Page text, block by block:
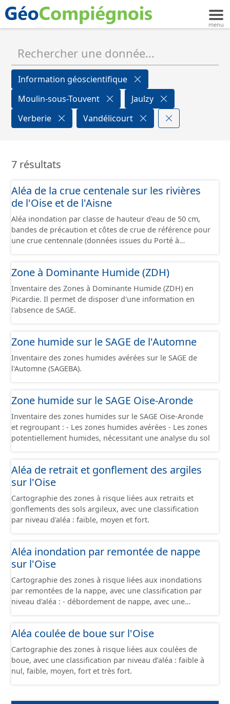
Information géoscientifique
Moulin-sous-Touvent
Jaulzy
Verberie
Vandélicourt
7 résultats
Aléa de la crue centenale sur les rivières
de l'Oise et de l'Aisne
Aléa inondation par classe de hauteur d'eau de 50 cm,
bandes de précaution et côtes de crue de référence pour
une crue centennale (données issues du Porté à
Zone à Dominante Humide (ZDH)
Inventaire des Zones à Dominante Humide (ZDH) en
Picardie. Il permet de disposer d'une information en
l'absence de SAGE.
Zone humide sur le SAGE de l'Automne
Inventaire des zones humides avérées sur le SAGE de
l'Automne (SAGEBA).
Zone humide sur le SAGE Oise-Aronde
Inventaire des zones humides sur le SAGE Oise-Aronde
et regroupant : - Les zones humides avérées - Les zones
potentiellement humides, nécessitant une analyse du sol
Aléa de retrait et gonflement des argiles
sur l'Oise
Cartographie des zones à risque liées aux retraits et
gonflements des sols argileux, avec une classification
par niveau d'aléa : faible, moyen et fort.
Aléa inondation par remontée de nappe
sur l'Oise
Cartographie des zones à risque liées aux inondations
par remontées de la nappe, avec une classification par
niveau d'aléa : - débordement de nappe, avec une
faible - inondations de cave, avec une fiabilité forte -
inondations de cave, avec une fiabilité moyenne -
inondations de cave, avec une fiabilité faible -
inondations de cave, avec une fiabilité inconnue -
absence d'inondation, avec une fiabilité forte - absence
d'inondation, avec une fiabilité faible - absence
Aléa coulée de boue sur l'Oise
Cartographie des zones à risque liées aux coulées de
boue, avec une classification par niveau d’aléa : faible à
nul, faible, moyen, fort et très fort.